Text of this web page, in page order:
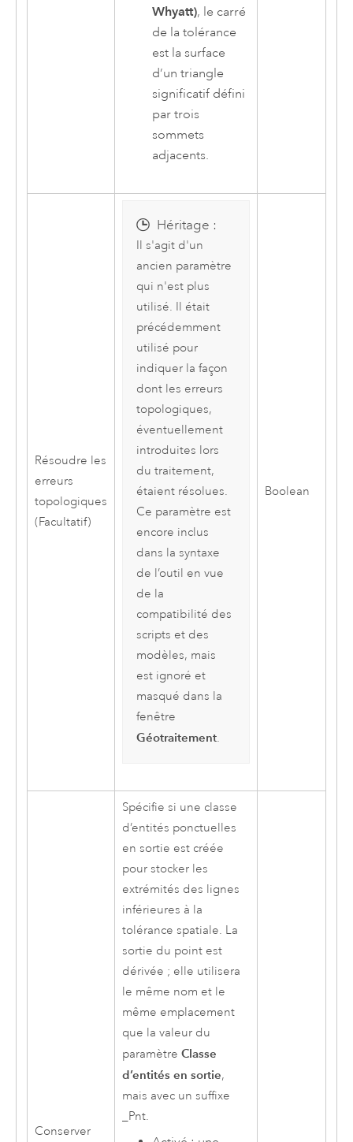
Whyatt), le carré
de la tolérance
est la surface
d’un triangle
significatif défini
par trois
sommets
adjacents.
Résoudre les
erreurs
topologiques
(Facultatif)
Héritage :
Il s'agit d'un
ancien paramètre
qui n'est plus
utilisé. Il était
précédemment
utilisé pour
indiquer la façon
dont les erreurs
topologiques,
éventuellement
introduites lors
du traitement,
étaient résolues.
Ce paramètre est
encore inclus
dans la syntaxe
de l’outil en vue
de la
compatibilité des
scripts et des
modèles, mais
est ignoré et
masqué dans la
fenêtre
Géotraitement.
Boolean
Conserver
Spécifie si une classe
d’entités ponctuelles
en sortie est créée
pour stocker les
extrémités des lignes
inférieures à la
tolérance spatiale. La
sortie du point est
dérivée ; elle utilisera
le même nom et le
même emplacement
que la valeur du
paramètre Classe
d’entités en sortie,
mais avec un suffixe
_Pnt.